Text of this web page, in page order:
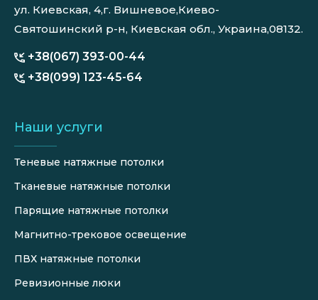
ул. Киевская, 4,г. Вишневое,Киево-
Святошинский р-н, Киевская обл., Украина,08132.
+38(067) 393-00-44
+38(099) 123-45-64
Наши услуги
Теневые натяжные потолки
Тканевые натяжные потолки
Парящие натяжные потолки
Магнитно-трековое освещение
ПВХ натяжные потолки
Ревизионные люки